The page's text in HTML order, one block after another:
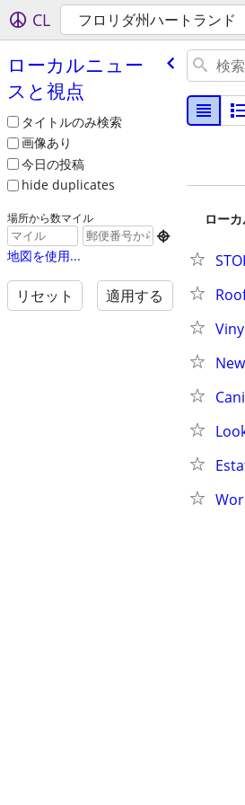
CL フロリダ州ハートランド
ローカルニュー
スと視点
タイトルのみ検索
画像あり
今日の投稿
hide duplicates
場所から数マイル

地図を使用...
リセット 適用する
ロー